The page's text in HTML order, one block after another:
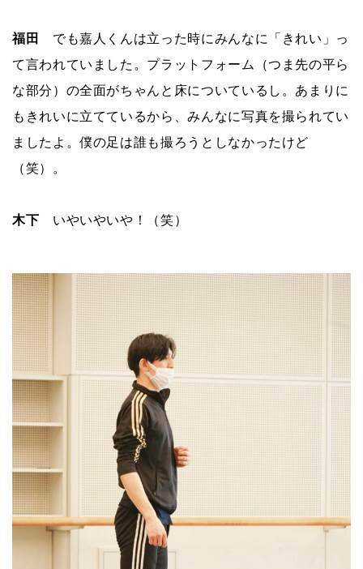
福田
でも嘉人くんは立った時にみんなに「きれい」っ
て言われていました。プラットフォーム（つま先の平ら
な部分）の全面がちゃんと床についているし。あまりに
もきれいに立てているから、みんなに写真を撮られてい
ましたよ。僕の足は誰も撮ろうとしなかったけど
（笑）。
木下 いやいやいや！（笑）